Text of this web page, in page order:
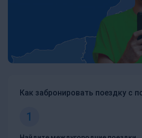
Как забронировать поездку с
1